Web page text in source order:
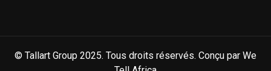
© Tallart Group 2025. Tous droits réservés. Conçu par We